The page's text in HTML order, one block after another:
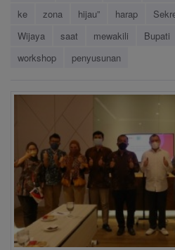
ke
zona hijau” harap
Wijaya
saat mewakili Bupati
workshop
penyusunan